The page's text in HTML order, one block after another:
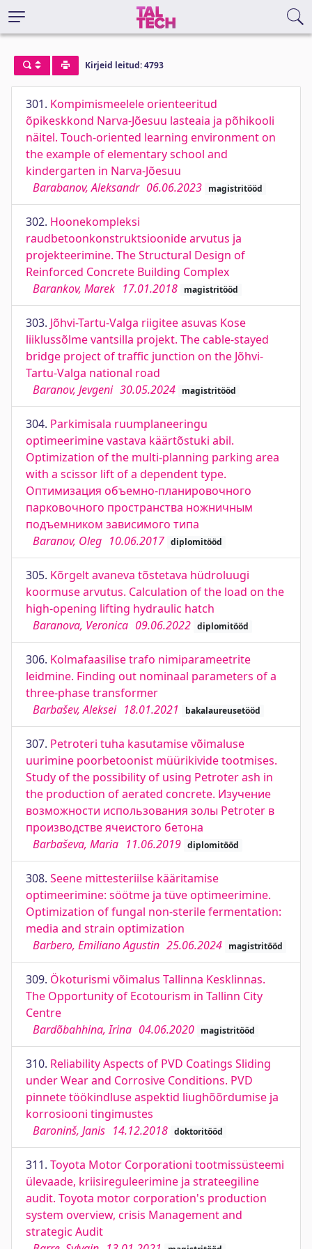
Kirjeid leitud: 4793
301. Kompimismeelele orienteeritud
õpikeskkond Narva-Jõesuu lasteaia ja põhikooli
näitel. Touch-oriented learning environment on
the example of elementary school and
kindergarten in Narva-Jõesuu
Barabanov, Aleksandr 06.06.2023 magistritööd
302. Hoonekompleksi
raudbetoonkonstruktsioonide arvutus ja
projekteerimine. The Structural Design of
Reinforced Concrete Building Complex
Barankov, Marek 17.01.2018 magistritööd
303. Jõhvi-Tartu-Valga riigitee asuvas Kose
liiklussõlme vantsilla projekt. The cable-stayed
bridge project of traffic junction on the Jõhvi-
Tartu-Valga national road
Baranov, Jevgeni 30.05.2024 magistritööd
304. Parkimisala ruumplaneeringu
optimeerimine vastava käärtõstuki abil.
Optimization of the multi-planning parking area
with a scissor lift of a dependent type.
Оптимизация объемно-планировочного
парковочного пространства ножничным
подъемником зависимого типа
Baranov, Oleg 10.06.2017 diplomitööd
305. Kõrgelt avaneva tõstetava hüdroluugi
koormuse arvutus. Calculation of the load on the
high-opening lifting hydraulic hatch
Baranova, Veronica 09.06.2022 diplomitööd
306. Kolmafaasilise trafo nimiparameetrite
leidmine. Finding out nominaal parameters of a
three-phase transformer
Barbašev, Aleksei 18.01.2021 bakalaureusetööd
307. Petroteri tuha kasutamise võimaluse
uurimine poorbetoonist müürikivide tootmises.
Study of the possibility of using Petroter ash in
the production of aerated concrete. Изучение
возможности использования золы Petroter в
производстве ячеистого бетона
Barbaševa, Maria 11.06.2019 diplomitööd
308. Seene mittesteriilse kääritamise
optimeerimine: söötme ja tüve optimeerimine.
Optimization of fungal non-sterile fermentation:
media and strain optimization
Barbero, Emiliano Agustin 25.06.2024 magistritööd
309. Ökoturismi võimalus Tallinna Kesklinnas.
The Opportunity of Ecotourism in Tallinn City
Centre
Bardõbahhina, Irina 04.06.2020 magistritööd
310. Reliability Aspects of PVD Coatings Sliding
under Wear and Corrosive Conditions. PVD
pinnete töökindluse aspektid liughõõrdumise ja
korrosiooni tingimustes
Baroninš, Janis 14.12.2018 doktoritööd
311. Toyota Motor Corporationi tootmissüsteemi
ülevaade, kriisireguleerimine ja strateegiline
audit. Toyota motor corporation's production
system overview, crisis Management and
strategic Audit